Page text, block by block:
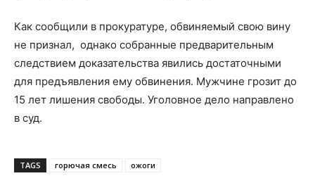
Как сообщили в прокуратуре, обвиняемый свою вину
не признал, однако собранные предварительным
следствием доказательства явились достаточными
для предъявления ему обвинения. Мужчине грозит до
15 лет лишения свободы. Уголовное дело направлено
в суд.
TAGS горючая смесь ожоги